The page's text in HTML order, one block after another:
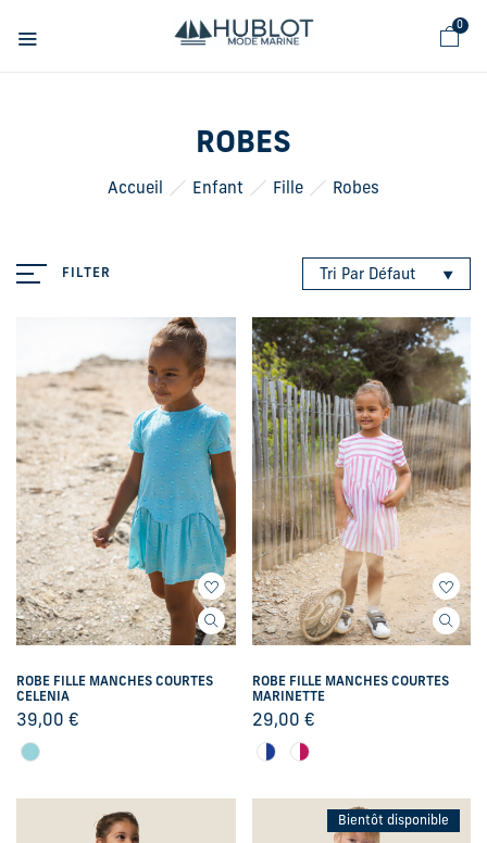
0
ROBES
Accueil Enfant Fille Robes
FILTER Tri Par Défaut
ROBE FILLE MANCHES COURTES
CELENIA
39,00 €
ROBE FILLE MANCHES COURTES
MARINETTE
29,00 €
Bientôt disponible
Panneau de gestion des cookies